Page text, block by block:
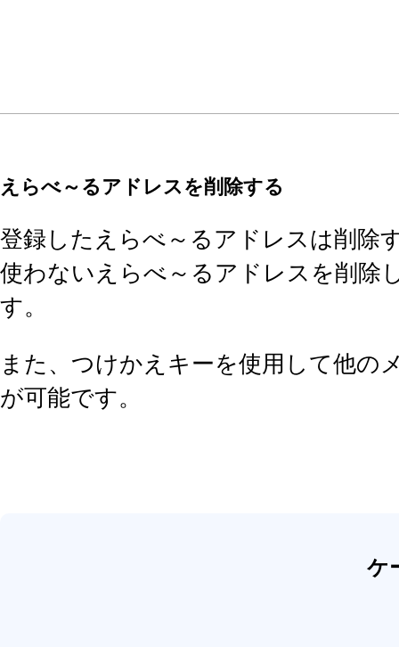
えらべ～るアドレスを削除する
登録したえらべ～るアドレスは削除
使わないえらべ～るアドレスを削除
す。
また、つけかえキーを使用して他の
が可能です。
ケ